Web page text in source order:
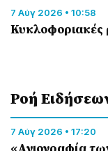
7 Αύγ 2026 • 10:58
Κυκλοφοριακές
Ροή
7 Αύγ 2026 • 17:20